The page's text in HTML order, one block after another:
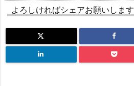
よろしければシェアお願いします